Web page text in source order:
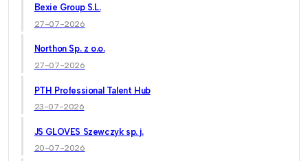
Bexie Group S.L.
27-07-2026
Northon Sp. z o.o.
27-07-2026
PTH Professional Talent Hub
23-07-2026
JS GLOVES Szewczyk sp. j.
20-07-2026